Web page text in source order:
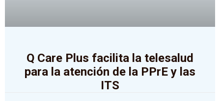
Q Care Plus facilita la telesalud
para la atención de la PPrE y las
ITS